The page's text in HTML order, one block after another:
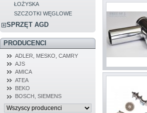
ŁOŻYSKA
SZCZOTKI WĘGLOWE
SPRZĘT AGD
PRODUCENCI
ADLER, MESKO, CAMRY
AJS
AMICA
ATEA
BEKO
BOSCH, SIEMENS